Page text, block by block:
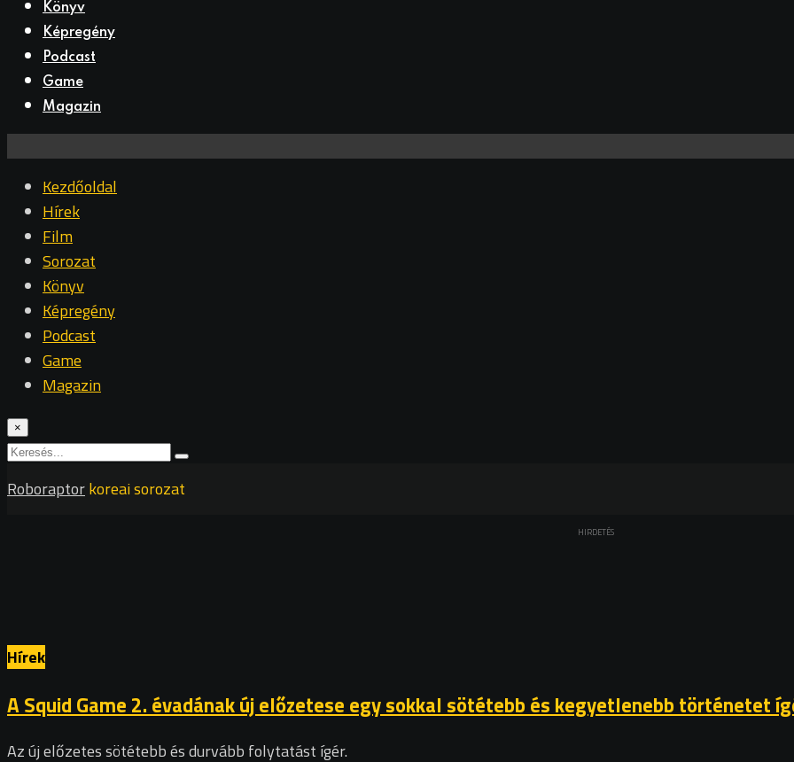
Könyv
Képregény
Podcast
Game
Magazin
Kezdőoldal
Hírek
Film
Sorozat
Könyv
Képregény
Podcast
Game
Magazin
×
Roboraptorkoreai sorozat
HIRDETÉS
Hírek
A Squid Game 2. évadának új előzetese egy sokkal sötétebb és kegyetlenebb történetet
Az új előzetes sötétebb és durvább folytatást ígér.